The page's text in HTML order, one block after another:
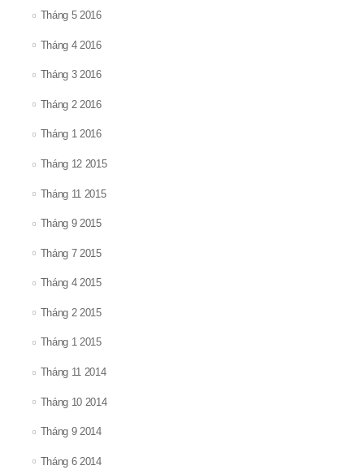
Tháng 5 2016
Tháng 4 2016
Tháng 3 2016
Tháng 2 2016
Tháng 1 2016
Tháng 12 2015
Tháng 11 2015
Tháng 9 2015
Tháng 7 2015
Tháng 4 2015
Tháng 2 2015
Tháng 1 2015
Tháng 11 2014
Tháng 10 2014
Tháng 9 2014
Tháng 6 2014